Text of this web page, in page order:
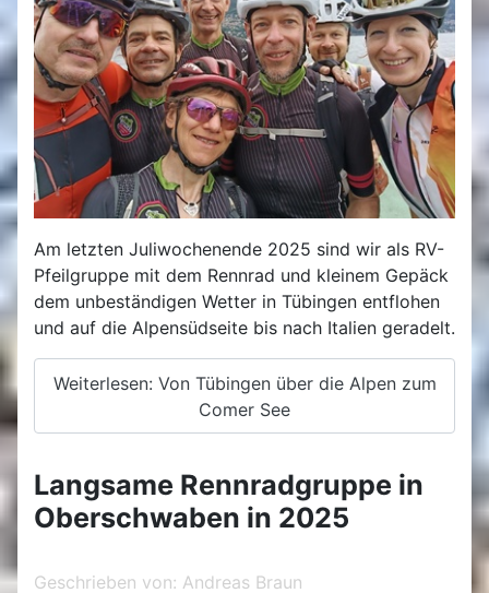
Am letzten Juliwochenende 2025 sind wir als RV-
Pfeilgruppe mit dem Rennrad und kleinem Gepäck
dem unbeständigen Wetter in Tübingen entflohen
und auf die Alpensüdseite bis nach Italien geradelt.
Weiterlesen: Von Tübingen über die Alpen zum
Comer See
Langsame Rennradgruppe in
Oberschwaben in 2025
Geschrieben von: Andreas Braun